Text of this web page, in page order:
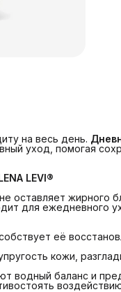
на весь день.
уход, помогая
LEVI®
оставляет жирного
для ежедневного
её
кожи,
водный баланс и